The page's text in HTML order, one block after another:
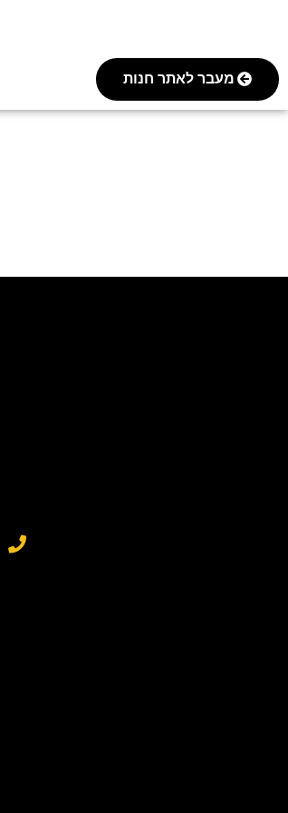
מעבר לאתר חנות